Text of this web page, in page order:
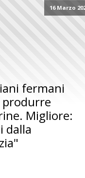
16 Marzo
fermani
Migliore:
dalla